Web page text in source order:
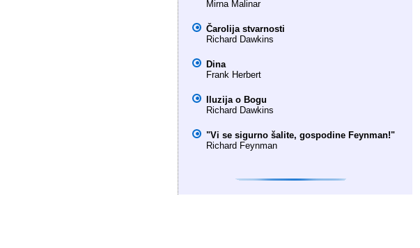
Mirna Malinar
Čarolija stvarnosti
Richard Dawkins
Dina
Frank Herbert
Iluzija o Bogu
Richard Dawkins
"Vi se sigurno šalite, gospodine Feynman!"
Richard Feynman